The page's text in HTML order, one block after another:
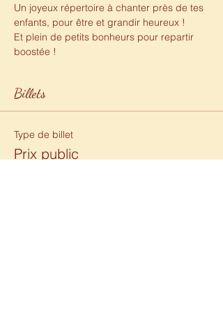
Un joyeux répertoire à chanter près de tes
enfants, pour être et grandir heureux !
Et plein de petits bonheurs pour repartir
boostée !
Billets
Type de billet
Prix public